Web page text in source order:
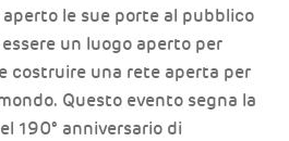
aperto le sue porte al pubblico
un luogo aperto per
costruire una rete aperta per
Questo evento segna la
190° anniversario di